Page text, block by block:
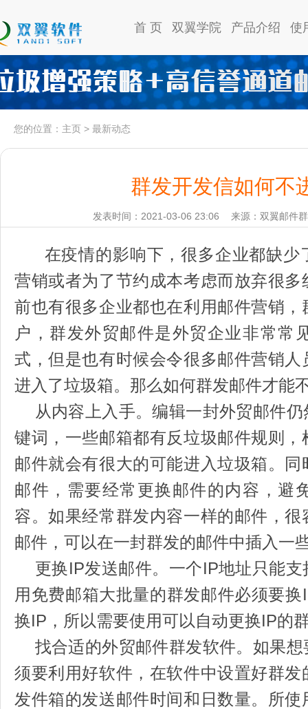
首 页 双翼学院 产品介绍 使
您的位置： 主页 > 最新动态
群发开发信如何不
发表时间：2021-03-06 23:06 来源：双翼邮件
在疫情的影响下，很多企业都缺少
营销或者为了节约成本考虑而放弃很
前也有很多企业都也在利用邮件营销
户，群发外贸邮件是外贸企业非常常
式，但是也有时候会令很多邮件营销
进入了垃圾箱。那么如何群发邮件才能
从内容上入手。编辑一封外贸邮件仍
键词，一些邮箱都有反垃圾邮件规则
邮件就会有很大的可能进入垃圾箱。
邮件，需要经常更换邮件的内容，避
容。如果经常群发内容一样的邮件，
邮件，可以在一封群发的邮件中插入一
更换IP发送邮件。一个IP地址只能支
用免费邮箱大批量的群发邮件必须要
换IP，所以需要使用可以自动更换IP的
找合适的外贸邮件群发软件。如果想
须要利用好软件，在软件中设置好群
发件箱的发送邮件时间和日数量。所